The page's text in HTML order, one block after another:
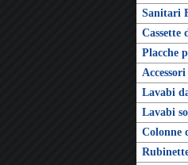
Sanitari
Cassette
Placche
Lavabi
Lavabi
Colonne